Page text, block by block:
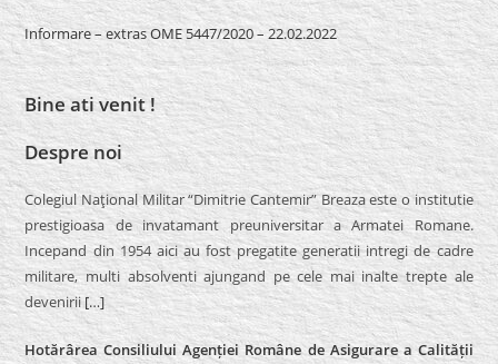
Informare – extras OME 5447/2020 – 22.02.2022
Bine ati venit !
Despre noi
Colegiul Naţional Militar “Dimitrie Cantemir” Breaza este o institutie
prestigioasa de invatamant preuniversitar a Armatei Romane.
Incepand din 1954 aici au fost pregatite generatii intregi de cadre
militare, multi absolventi ajungand pe cele mai inalte trepte ale
devenirii […]
Hotărârea Consiliului Agenției Române de Asigurare a Calității